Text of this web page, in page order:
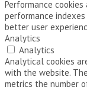
Performance
performance
better user
Analytics
Analytics
Analytical cookies
with the website.
metrics the number